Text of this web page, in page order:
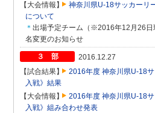
【大会情報】
神奈川県U-18サッカーリ
について
＊出場予定チーム（※2016年12月26日
名変更のお知らせ
３ 部
2016.12.27
【試合結果】
2016年度 神奈川県U-18
入戦》結果
【大会情報】
2016年度 神奈川県U-18
入戦》組み合わせ発表